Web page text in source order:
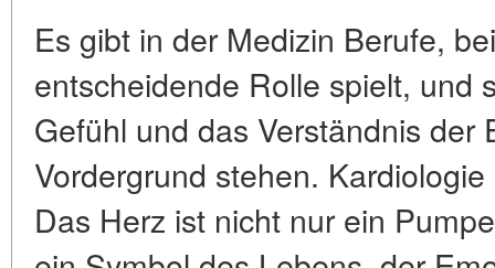
Es gibt in der Medizin Berufe,
entscheidende Rolle spielt, und
Gefühl und das Verständnis der
Vordergrund stehen.
Das Herz ist nicht nur ein